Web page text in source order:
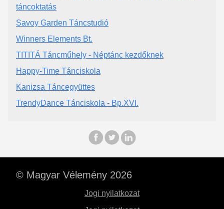
táncoktatás
Savoy Garden Táncstudió
Winners Elements Bt.
TITITÁ Táncműhely - Néptánc kezdőknek
Happy-Time Tánciskola
Kanizsa Táncegyüttes
TrendyDance Tánciskola - Bp.XVI.
© Magyar Vélemény 2026
Jogi nyilatkozat